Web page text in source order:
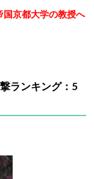
国京都大学の教授へ
ランキング：5